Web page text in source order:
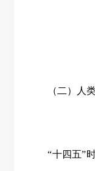
（二）人类
“十四五”